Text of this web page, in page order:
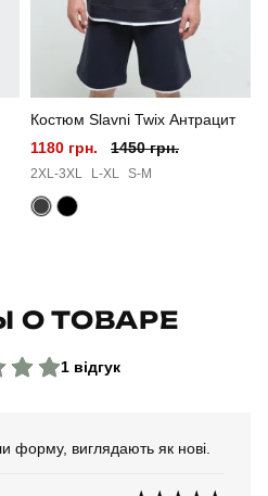
100% поліестер
Костюм Slavni Twix Антрацит
1180 грн.
1450 грн.
2XL-3XL L-XL S-M
О ТОВАРЕ
1 відгук
форму, виглядають як нові.